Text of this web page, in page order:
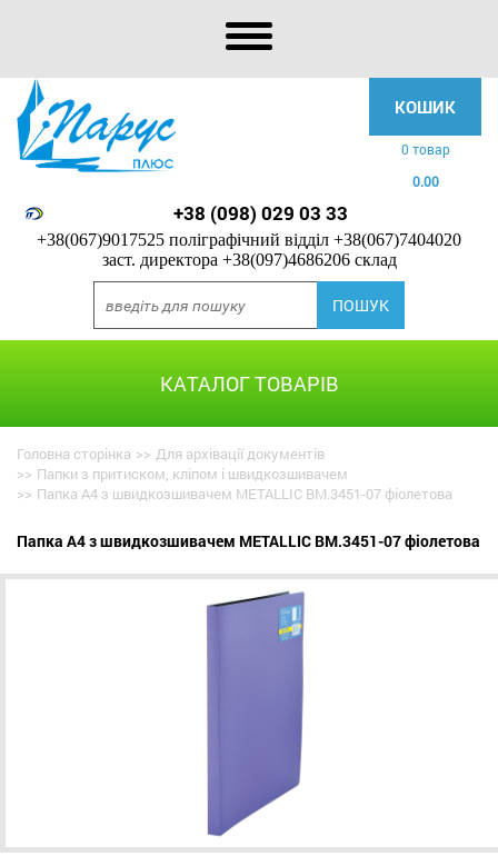
КОШИК
0 товар
0.00
+38 (098) 029 03 33
+38(067)9017525 поліграфічний відділ +38(067)7404020
заст. директора +38(097)4686206 склад
КАТАЛОГ ТОВАРІВ
Головна сторінка >> Для архівації документів
>> Папки з притиском, кліпом і швидкозшивачем
>> Папка A4 з швидкозшивачем METALLIC BM.3451-07 фіолетова
Папка A4 з швидкозшивачем METALLIC BM.3451-07 фіолетова